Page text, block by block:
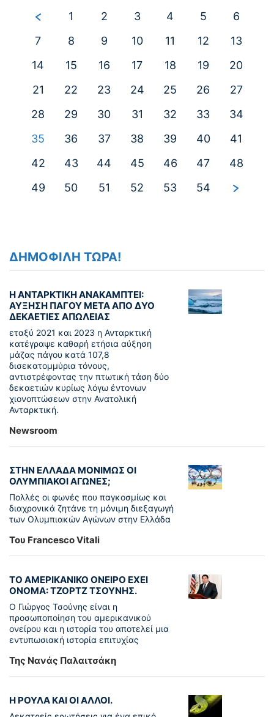
1 2 3 4 5
6
7
8 9 10 11 12
13
14
15 16 17 18 19
20
21
22 23 24 25 26
27
28
29 30 31 32 33
34
35
36 37 38 39 40
41
42
43 44 45 46 47
48
49
50 51 52 53 54
ΔΗΜΟΦΙΛΗ ΤΩΡΑ!
Η ΑΝΤΑΡΚΤΙΚΗ ΑΝΑΚΑΜΠΤΕΙ:
ΑΥΞΗΣΗ ΠΑΓΟΥ ΜΕΤΑ ΑΠΟ ΔΥΟ
ΔΕΚΑΕΤΙΕΣ ΑΠΩΛΕΙΑΣ
εταξύ 2021 και 2023 η Ανταρκτική
κατέγραψε καθαρή ετήσια αύξηση
μάζας πάγου κατά 107,8
δισεκατομμύρια τόνους,
αντιστρέφοντας την πτωτική τάση δύο
δεκαετιών κυρίως λόγω έντονων
χιονοπτώσεων στην Ανατολική
Ανταρκτική.
Newsroom
ΣΤΗΝ ΕΛΛΑΔΑ ΜΟΝΙΜΩΣ ΟΙ
ΟΛΥΜΠΙΑΚΟΙ ΑΓΩΝΕΣ;
Πολλές οι φωνές που παγκοσμίως και
διαχρονικά ζητάνε τη μόνιμη διεξαγωγή
των Ολυμπιακών Αγώνων στην Ελλάδα
Του Francesco Vitali
ΤΟ ΑΜΕΡΙΚΑΝΙΚΟ ΟΝΕΙΡΟ ΕΧΕΙ
ΟΝΟΜΑ: ΤΖΟΡΤΖ ΤΣΟΥΝΗΣ.
Ο Γιώργος Τσούνης είναι η
προσωποποίηση του αμερικανικού
ονείρου και η ιστορία του αποτελεί μια
εντυπωσιακή ιστορία επιτυχίας
Της Νανάς Παλαιτσάκη
Η ΡΟΥΛΑ ΚΑΙ ΟΙ ΑΛΛΟΙ.